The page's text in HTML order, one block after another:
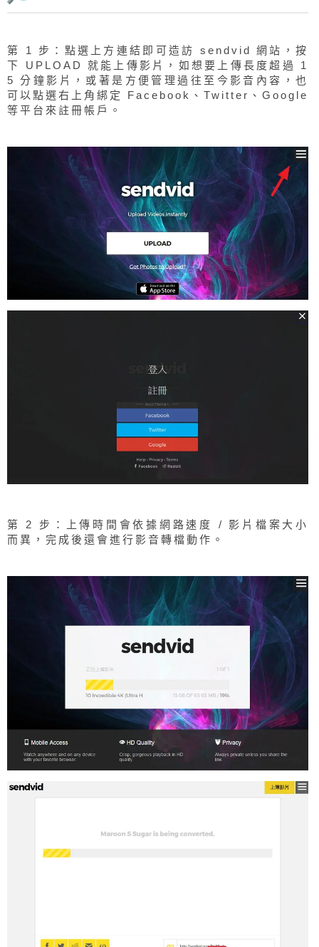
第 1 步：點選上方連結即可造訪 sendvid 網站，按
下 UPLOAD 就能上傳影片，如想要上傳長度超過 1
5 分鐘影片，或著是方便管理過往至今影音內容，也
可以點選右上角綁定 Facebook、Twitter、Google
等平台來註冊帳戶。
第 2 步：上傳時間會依據網路速度 / 影片檔案大小
而異，完成後還會進行影音轉檔動作。